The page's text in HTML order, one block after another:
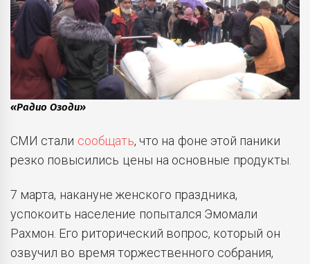
«Радио Озоди»
СМИ стали сообщать, что на фоне этой паники
резко повысились цены на основные продукты.
7 марта, накануне женского праздника,
успокоить население попытался Эмомали
Рахмон. Его риторический вопрос, который он
озвучил во время торжественного собрания,